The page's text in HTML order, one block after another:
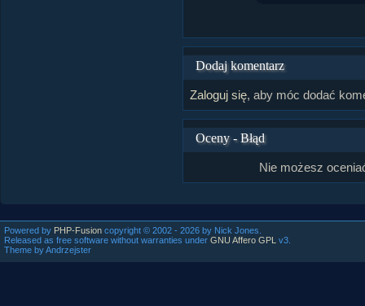
Dodaj komentarz
Zaloguj się, aby móc dodać
Oceny - Błąd
Nie możesz
Powered by PHP-Fusion copyright © 2002 - 2026 by Nick Jones.
Released as free software without warranties under GNU Affero GPL v3.
Theme by Andrzejster